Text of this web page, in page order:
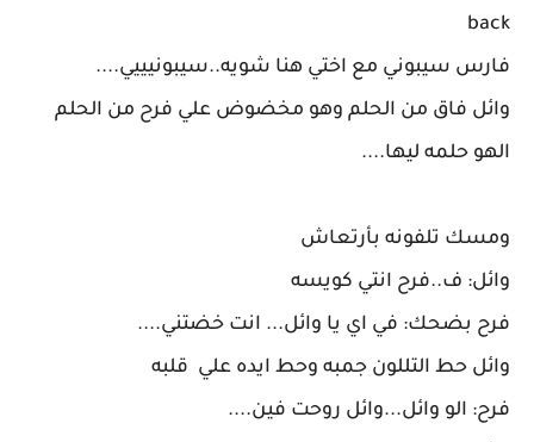
back
فارس سيبوني مع اختي هنا شويه..سيبونيييي....
وائل فاق من الحلم وهو مخضوض علي فرح من الحلم
الهو حلمه ليها....
ومسك تلفونه بأرتعاش
وائل: ف..فرح انتي كويسه
فرح بضحك: في اي يا وائل... انت خضتني....
وائل حط التللون جمبه وحط ايده علي قلبه
فرح: الو وائل...وائل روحت فين....